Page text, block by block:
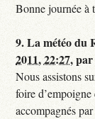
Bonne journée à
9.La météo du
2011, 22:27,
Nous assistons
foire
accompagnés